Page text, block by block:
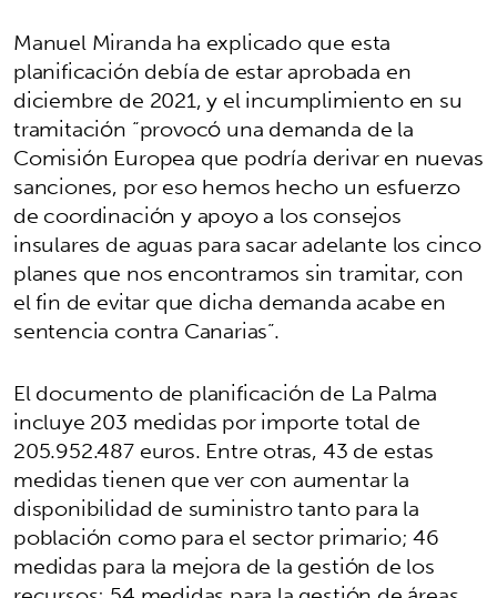
Manuel Miranda ha explicado que esta
planificación debía de estar aprobada en
diciembre de 2021, y el incumplimiento en su
tramitación “provocó una demanda de la
Comisión Europea que podría derivar en nuevas
sanciones, por eso hemos hecho un esfuerzo
de coordinación y apoyo a los consejos
insulares de aguas para sacar adelante los cinco
planes que nos encontramos sin tramitar, con
el fin de evitar que dicha demanda acabe en
sentencia contra Canarias”.
El documento de planificación de La Palma
incluye 203 medidas por importe total de
205.952.487 euros. Entre otras, 43 de estas
medidas tienen que ver con aumentar la
disponibilidad de suministro tanto para la
población como para el sector primario; 46
medidas para la mejora de la gestión de los
SIGUIENTE chevron_right
Título